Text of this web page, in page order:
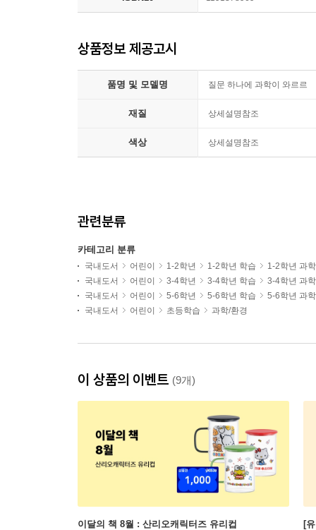
상품정보 제공고시
품명 및 모델명 질문 하나에 과학이 와르르
재질 상세설명참조
색상 상세설명참조
관련분류
카테고리 분류
국내도서 어린이 1-2학년 1-2학년 학습
1-2학년 과
국내도서
어린이 3-4학년 3-4학년 학습
3-4학년 과
국내도서
어린이 5-6학년 5-6학년 학습
5-6학년 과
국내도서
어린이 초등학습 과학/환경
이 상품의 이벤트 (9개)
이달의 책 8월 : 산리오캐릭터즈 유리컵
[